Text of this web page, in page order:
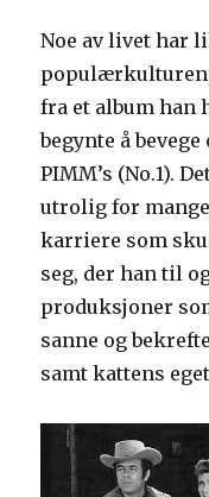
Noe av livet har
fra et album han
begynte å
PIMM’s (No.1).
utrolig for
karriere som
seg, der han til
produksjoner
sanne og
samt kattens